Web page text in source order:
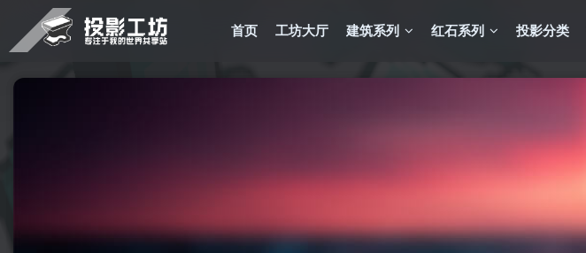
首页 工坊大厅 建筑系列 红石系列 投影分类